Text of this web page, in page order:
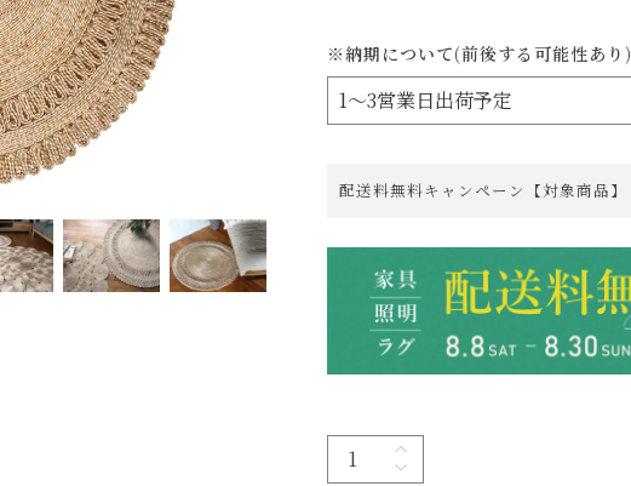
※納期について(前後する可能性あり)
配送料無料キャンペーン【対象商品】